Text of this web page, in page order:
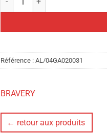
Référence : AL/04GA020031
BRAVERY
← retour aux produits